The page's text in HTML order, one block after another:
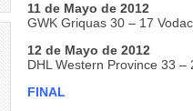
11 de Mayo de 2012
GWK Griquas 30 – 17
12 de Mayo de 2012
DHL Western Province 33 –
FINAL